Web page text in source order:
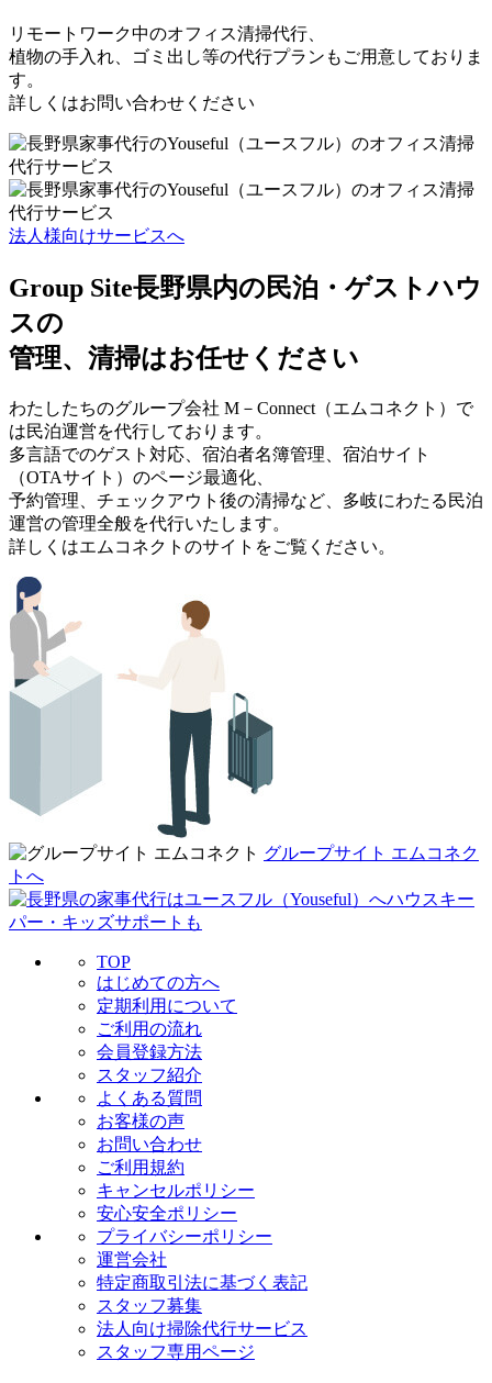
リモートワーク中のオフィス清掃代行、
植物の手入れ、ゴミ出し等の代行プランもご用意しておりま
す。
詳しくはお問い合わせください
法人様向けサービスへ
Group Site長野県内の民泊・ゲストハウ
スの
管理、清掃はお任せください
わたしたちのグループ会社 M－Connect（エムコネクト）で
は民泊運営を代行しております。
多言語でのゲスト対応、宿泊者名簿管理、宿泊サイト
（OTAサイト）のページ最適化、
予約管理、チェックアウト後の清掃など、多岐にわたる民泊
運営の管理全般を代行いたします。
詳しくはエムコネクトのサイトをご覧ください。
グループサイト エムコネク
トへ
TOP
はじめての方へ
定期利用について
ご利用の流れ
会員登録方法
スタッフ紹介
よくある質問
お客様の声
お問い合わせ
ご利用規約
キャンセルポリシー
安心安全ポリシー
プライバシーポリシー
運営会社
特定商取引法に基づく表記
スタッフ募集
法人向け掃除代行サービス
スタッフ専用ページ